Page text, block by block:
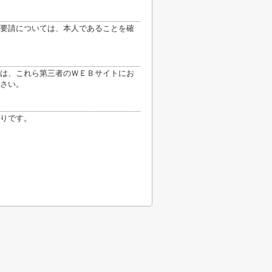
請については、本人であることを確
、これら第三者のＷＥＢサイトにお
い。
です。